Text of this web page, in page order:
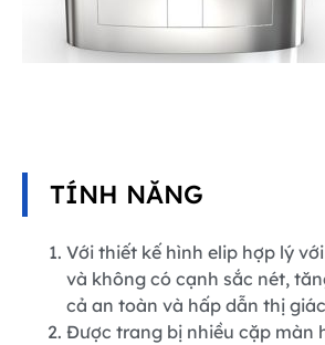
TÍNH NĂNG
Với thiết kế hình elip hợp lý
và không có cạnh sắc nét,
cả an toàn và hấp dẫn thị giác
Được trang bị nhiều cặp màn